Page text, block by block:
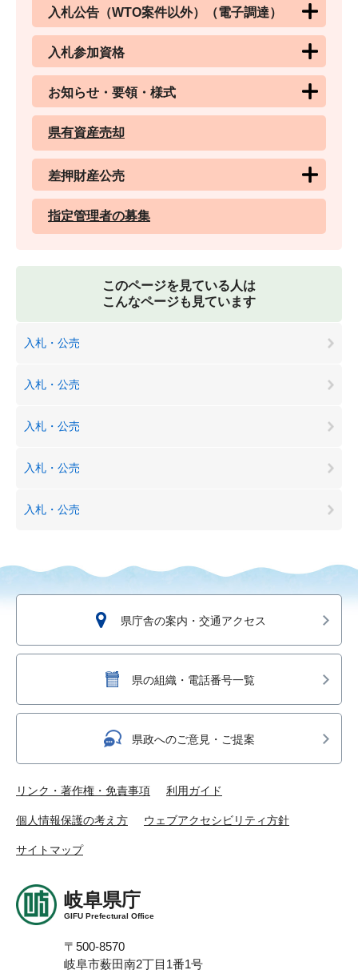
入札公告（WTO案件以外）（電子調達）
入札参加資格
お知らせ・要領・様式
県有資産売却
差押財産公売
指定管理者の募集
このページを見ている人は
こんなページも見ています
入札・公売
入札・公売
入札・公売
入札・公売
入札・公売
県庁舎の案内・交通アクセス
県の組織・電話番号一覧
県政へのご意見・ご提案
リンク・著作権・免責事項 利用ガイド
個人情報保護の考え方 ウェブアクセシビリティ方針
サイトマップ
岐阜県庁
GIFU Prefectural Office
〒500-8570
岐阜市薮田南2丁目1番1号